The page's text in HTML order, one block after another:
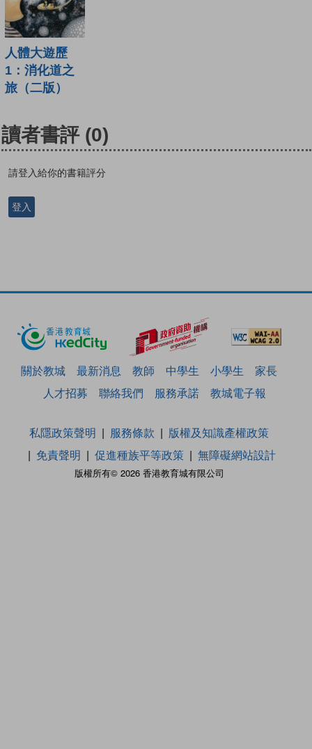
人體大遊歷
1：消化道之
旅（二版）
讀者書評 (0)
請登入給你的書籍評分
登入
關於教城 最新消息 教師 中學生 小學生
家長
人才招募
聯絡我們 服務承諾 教城電子報
版權所有© 2026 香港教育城有限公司
私隱政策聲明 服務條款
版權及知識產權政策
免責聲明
促進種族平等政策 無障礙網站設計